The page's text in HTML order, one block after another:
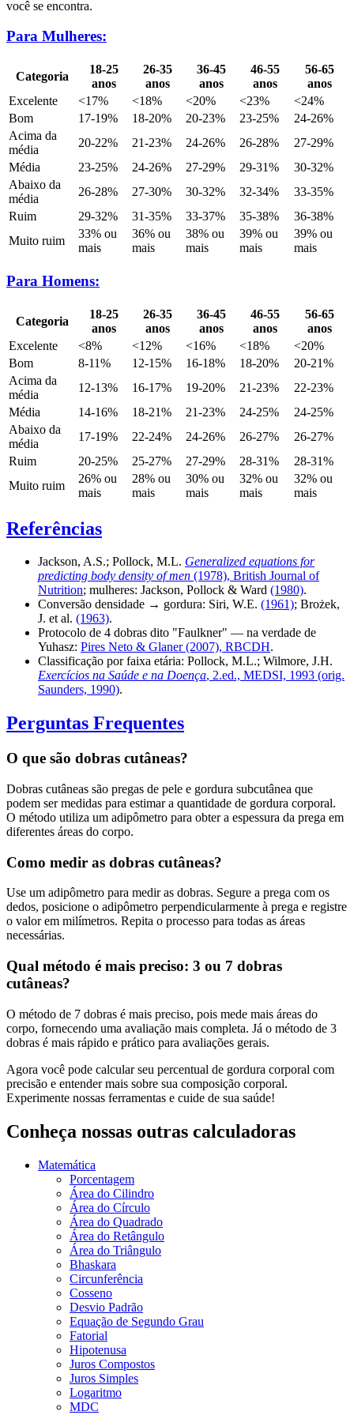
você se encontra.
Para Mulheres:
Categoria
18-25
anos
26-35
anos
36-45
anos
46-55
anos
56-65
anos
Excelente
<17% <18% <20% <23%
<24%
Bom
17-19% 18-20% 20-23% 23-25%
24-26%
Acima da
média
20-22% 21-23% 24-26% 26-28%
27-29%
Média
23-25% 24-26% 27-29% 29-31%
30-32%
Abaixo da
média
26-28% 27-30% 30-32% 32-34%
33-35%
Ruim
29-32% 31-35% 33-37% 35-38%
36-38%
Muito ruim
33% ou
mais
36% ou
mais
38% ou
mais
39% ou
mais
39% ou
mais
Para Homens:
Categoria
18-25
anos
26-35
anos
36-45
anos
46-55
anos
56-65
anos
Excelente
<8% <12% <16% <18%
<20%
Bom
8-11% 12-15% 16-18% 18-20%
20-21%
Acima da
média
12-13% 16-17% 19-20% 21-23%
22-23%
Média
14-16% 18-21% 21-23% 24-25%
24-25%
Abaixo da
média
17-19% 22-24% 24-26% 26-27%
26-27%
Ruim
20-25% 25-27% 27-29% 28-31%
28-31%
Muito ruim
26% ou
mais
28% ou
mais
30% ou
mais
32% ou
mais
32% ou
mais
Referências
Jackson, A.S.; Pollock, M.L. Generalized equations for
predicting body density of men (1978), British Journal of
Nutrition; mulheres: Jackson, Pollock & Ward (1980).
Conversão densidade → gordura: Siri, W.E. (1961); Brożek,
J. et al. (1963).
Protocolo de 4 dobras dito "Faulkner" — na verdade de
Yuhasz: Pires Neto & Glaner (2007), RBCDH.
Classificação por faixa etária: Pollock, M.L.; Wilmore, J.H.
Exercícios na Saúde e na Doença, 2.ed., MEDSI, 1993 (orig.
Saunders, 1990).
Perguntas Frequentes
O que são dobras cutâneas?
Dobras cutâneas são pregas de pele e gordura subcutânea que
podem ser medidas para estimar a quantidade de gordura corporal.
O método utiliza um adipômetro para obter a espessura da prega em
diferentes áreas do corpo.
Como medir as dobras cutâneas?
Use um adipômetro para medir as dobras. Segure a prega com os
dedos, posicione o adipômetro perpendicularmente à prega e registre
o valor em milímetros. Repita o processo para todas as áreas
necessárias.
Qual método é mais preciso: 3 ou 7 dobras
cutâneas?
O método de 7 dobras é mais preciso, pois mede mais áreas do
corpo, fornecendo uma avaliação mais completa. Já o método de 3
dobras é mais rápido e prático para avaliações gerais.
Agora você pode calcular seu percentual de gordura corporal com
precisão e entender mais sobre sua composição corporal.
Experimente nossas ferramentas e cuide de sua saúde!
Conheça nossas outras calculadoras
Matemática
Porcentagem
Área do Cilindro
Área do Círculo
Área do Quadrado
Área do Retângulo
Área do Triângulo
Bhaskara
Circunferência
Cosseno
Desvio Padrão
Equação de Segundo Grau
Fatorial
Hipotenusa
Juros Compostos
Juros Simples
Logaritmo
MDC